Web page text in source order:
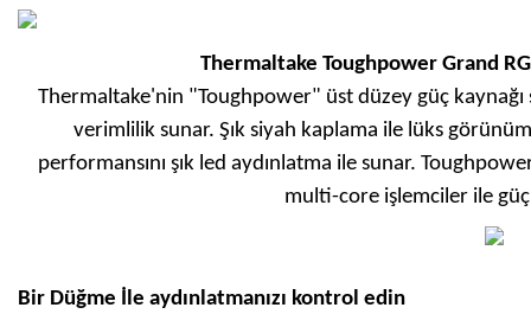
Thermaltake Toughpower Grand
Thermaltake'nin "Toughpower" üst düzey güç
verimlilik sunar. Şık siyah kaplama ile lüks
performansını şık led aydınlatma ile sunar.
multi-core işlemciler ile
Bir Düğme İle aydınlatmanızı kontrol edin